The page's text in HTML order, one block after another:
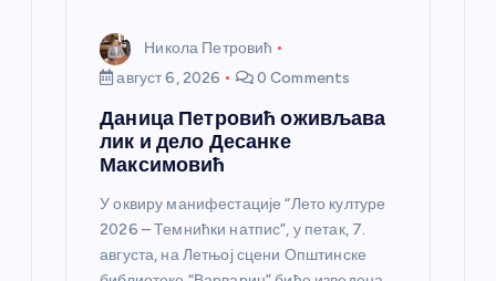
Никола Петровић
август 6, 2026
0 Comments
Даница Петровић оживљава
лик и дело Десанке
Максимовић
У оквиру манифестације “Лето културе
2026 – Темнићки натпис”, у петак, 7.
августа, на Летњој сцени Општинске